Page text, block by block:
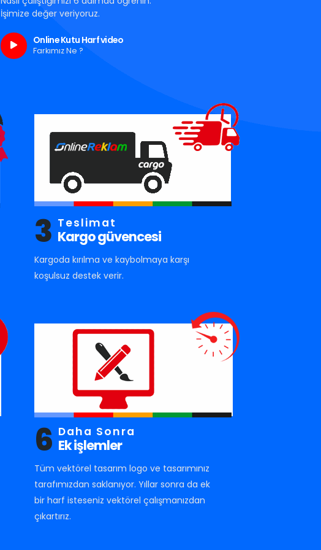
İşimize değer veriyoruz.
Online Kutu Harf video
Farkımız Ne ?
3 Teslimat
Kargo güvencesi
Kargoda kırılma ve kaybolmaya karşı
koşulsuz destek verir.
6 Daha Sonra
Ek işlemler
Tüm vektörel tasarım logo ve tasarımınız
tarafımızdan saklanıyor. Yıllar sonra da ek
bir harf isteseniz vektörel çalışmanızdan
çıkartırız.